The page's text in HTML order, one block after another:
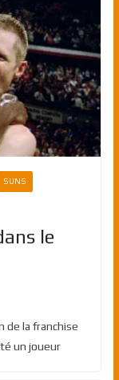
SUNS
le
de la franchise
un joueur